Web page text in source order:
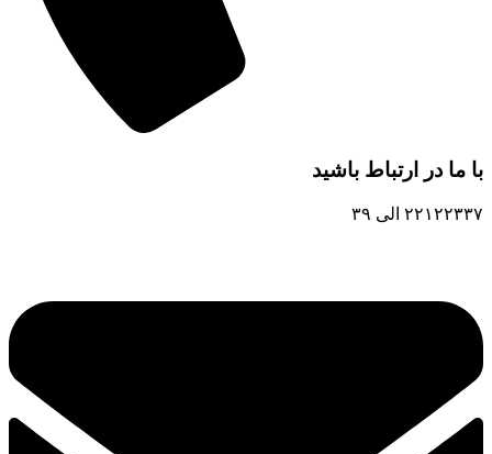
با ما در ارتباط باشید
۲۲۱۲۲۳۳۷ الی ۳۹